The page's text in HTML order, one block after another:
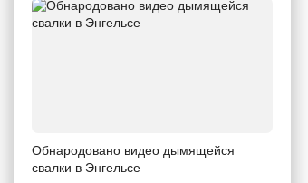
Обнародовано видео дымящейся
свалки в Энгельсе